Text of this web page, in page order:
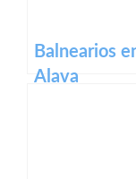
Balnearios
Alava